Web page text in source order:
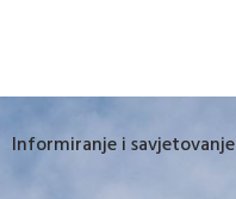
Informiranje i savjetovanje